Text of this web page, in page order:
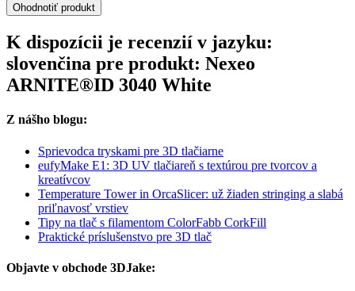
Ohodnotiť produkt
K dispozícii je recenzií v jazyku:
slovenčina pre produkt: Nexeo
ARNITE®ID 3040 White
Z nášho blogu:
Sprievodca tryskami pre 3D tlačiarne
eufyMake E1: 3D UV tlačiareň s textúrou pre tvorcov a
kreatívcov
Temperature Tower in OrcaSlicer: už žiaden stringing a slabá
priľnavosť vrstiev
Tipy na tlač s filamentom ColorFabb CorkFill
Praktické príslušenstvo pre 3D tlač
Objavte v obchode 3DJake: